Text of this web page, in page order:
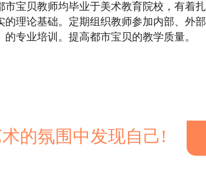
市宝贝教师均毕业于美术教育院校，有着扎
的理论基础。定期组织教师参加内部、外部
的专业培训。提高都市宝贝的教学质量。
的氛围中发现自己!